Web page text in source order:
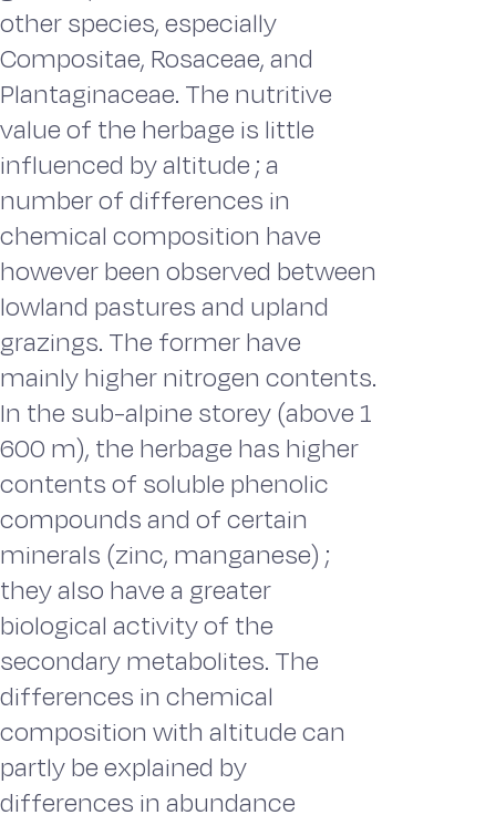
other species, especially
Compositae, Rosaceae, and
Plantaginaceae. The nutritive
value of the herbage is little
influenced by altitude ; a
number of differences in
chemical composition have
however been observed between
lowland pastures and upland
grazings. The former have
mainly higher nitrogen contents.
In the sub-alpine storey (above 1
600 m), the herbage has higher
contents of soluble phenolic
compounds and of certain
minerals (zinc, manganese) ;
they also have a greater
biological activity of the
secondary metabolites. The
differences in chemical
composition with altitude can
partly be explained by
differences in abundance